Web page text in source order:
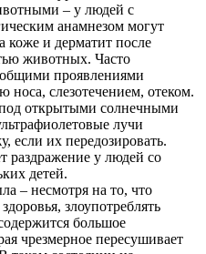
– у людей с
анамнезом могут
коже и дерматит после
животных. Часто
проявлениями
носа, слезотечением, отеком.
открытыми солнечными
лучи
если их передозировать.
раздражение у людей со
детей.
– несмотря на то, что
злоупотреблять
большое
чрезмерное пересушивает